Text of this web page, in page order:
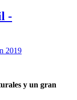
-
y un gran